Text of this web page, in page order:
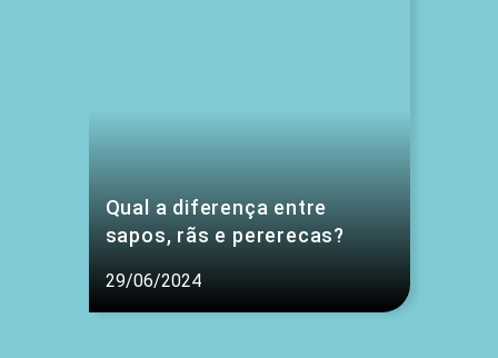
Qual a diferença entre
sapos, rãs e pererecas?
29/06/2024